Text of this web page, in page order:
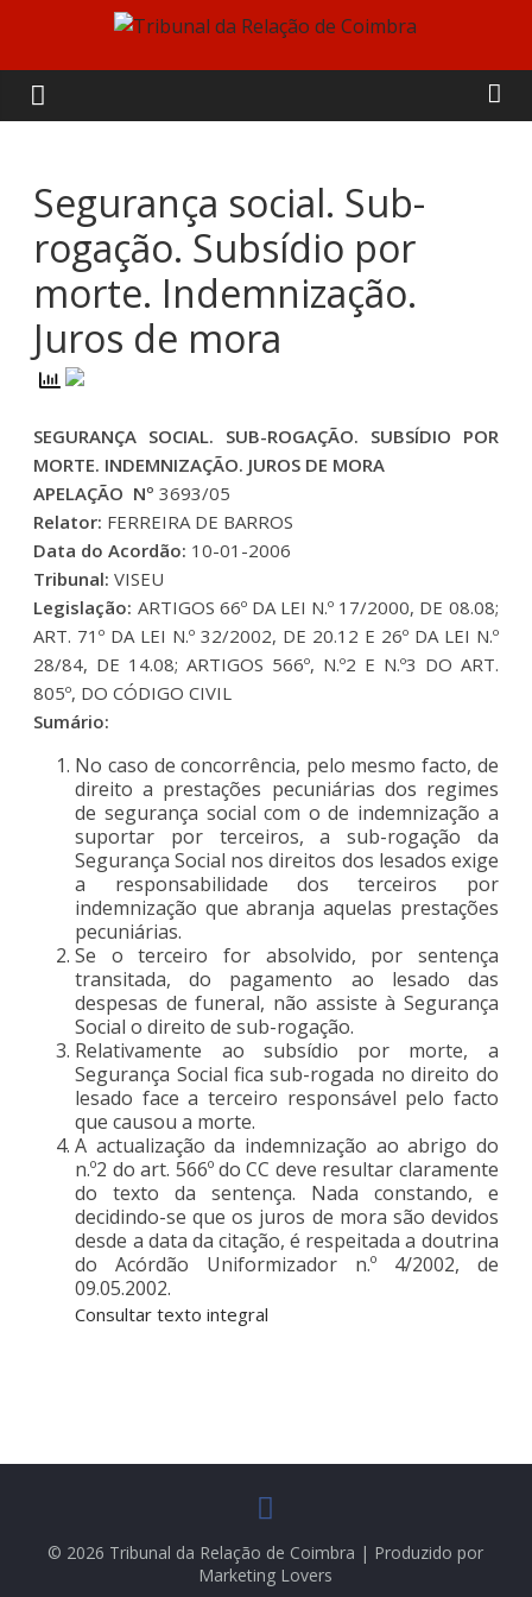
content
Tribunal
da
Relação
de
Coimbra
Segurança social. Sub-
rogação. Subsídio por
morte. Indemnização.
Juros de mora
SEGURANÇA SOCIAL. SUB-ROGAÇÃO. SUBSÍDIO POR
MORTE. INDEMNIZAÇÃO. JUROS DE MORA
APELAÇÃO Nº 3693/05
Relator: FERREIRA DE BARROS
Data do Acordão: 10-01-2006
Tribunal: VISEU
Legislação: ARTIGOS 66º DA LEI N.º 17/2000, DE 08.08;
ART. 71º DA LEI N.º 32/2002, DE 20.12 E 26º DA LEI N.º
28/84, DE 14.08; ARTIGOS 566º, N.º2 E N.º3 DO ART.
805º, DO CÓDIGO CIVIL
Sumário:
No caso de concorrência, pelo mesmo facto, de
direito a prestações pecuniárias dos regimes
de segurança social com o de indemnização a
suportar por terceiros, a sub-rogação da
Segurança Social nos direitos dos lesados exige
a responsabilidade dos terceiros por
indemnização que abranja aquelas prestações
pecuniárias.
Se o terceiro for absolvido, por sentença
transitada, do pagamento ao lesado das
despesas de funeral, não assiste à Segurança
Social o direito de sub-rogação.
Relativamente ao subsídio por morte, a
Segurança Social fica sub-rogada no direito do
lesado face a terceiro responsável pelo facto
que causou a morte.
A actualização da indemnização ao abrigo do
n.º2 do art. 566º do CC deve resultar claramente
do texto da sentença. Nada constando, e
decidindo-se que os juros de mora são devidos
desde a data da citação, é respeitada a doutrina
do Acórdão Uniformizador n.º 4/2002, de
09.05.2002.
Consultar texto integral
© 2026 Tribunal da Relação de Coimbra | Produzido por
Marketing Lovers